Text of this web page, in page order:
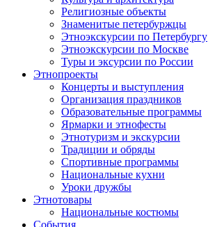
Религиозные объекты
Знаменитые петербуржцы
Этноэкскурсии по Петербургу
Этноэкскурсии по Москве
Туры и эксурсии по России
Этнопроекты
Концерты и выступления
Организация праздников
Образовательные программы
Ярмарки и этнофесты
Этнотуризм и экскурсии
Традиции и обряды
Спортивные программы
Национальные кухни
Уроки дружбы
Этнотовары
Национальные костюмы
События